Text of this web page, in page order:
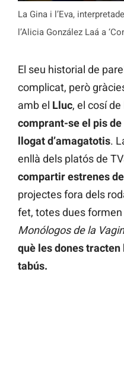
La Gina i l’Eva,
l’Alicia González Laá a
El seu historial de
complicat, però
amb el Lluc, el cosí de
comprant-se el pis de
llogat d’amagatotis.
enllà dels platós de
compartir estrenes
projectes fora dels
fet, totes dues formen
Monólogos de la
què les dones
tabús.